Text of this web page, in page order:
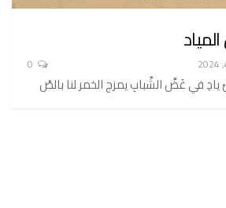
في غَضِّ الشَّبابِ يمزج الخمر لنا بالصْ